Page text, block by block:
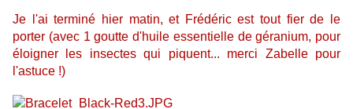
Je l'ai terminé hier matin, et Frédéric est tout fier de le
porter (avec 1 goutte d'huile essentielle de géranium, pour
éloigner les insectes qui piquent... merci Zabelle pour
l'astuce !)